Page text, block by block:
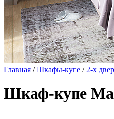
Главная /Шкафы-купе / 2-х
Шкаф-купе